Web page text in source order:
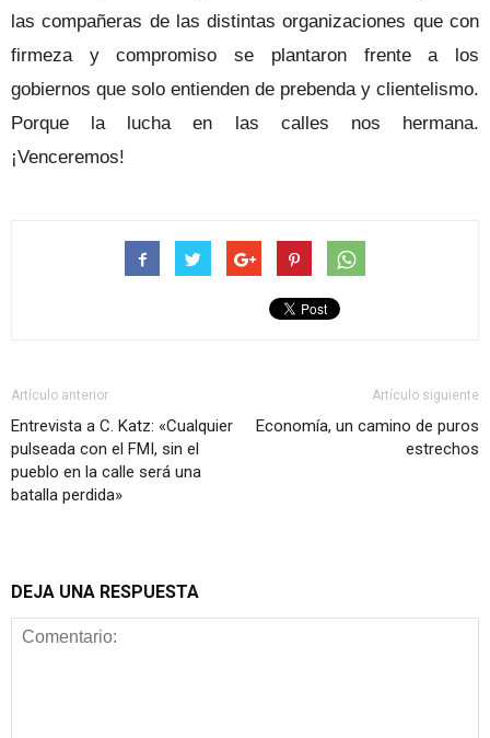
las compañeras de las distintas organizaciones que con
firmeza y compromiso se plantaron frente a los
gobiernos que solo entienden de prebenda y clientelismo.
Porque la lucha en las calles nos hermana.
¡Venceremos!
Artículo anterior
Entrevista a C. Katz: «Cualquier
pulseada con el FMI, sin el
pueblo en la calle será una
batalla perdida»
Artículo siguiente
Economía, un camino de puros
estrechos
DEJA UNA RESPUESTA